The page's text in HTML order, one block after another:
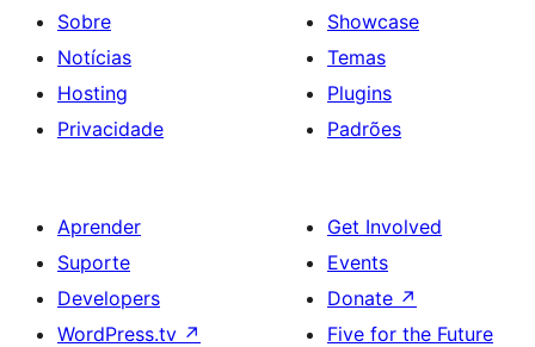
Sobre
Notícias
Hosting
Privacidade
Showcase
Temas
Plugins
Padrões
Aprender
Suporte
Developers
WordPress.tv ↗
Get Involved
Events
Donate ↗
Five for the Future